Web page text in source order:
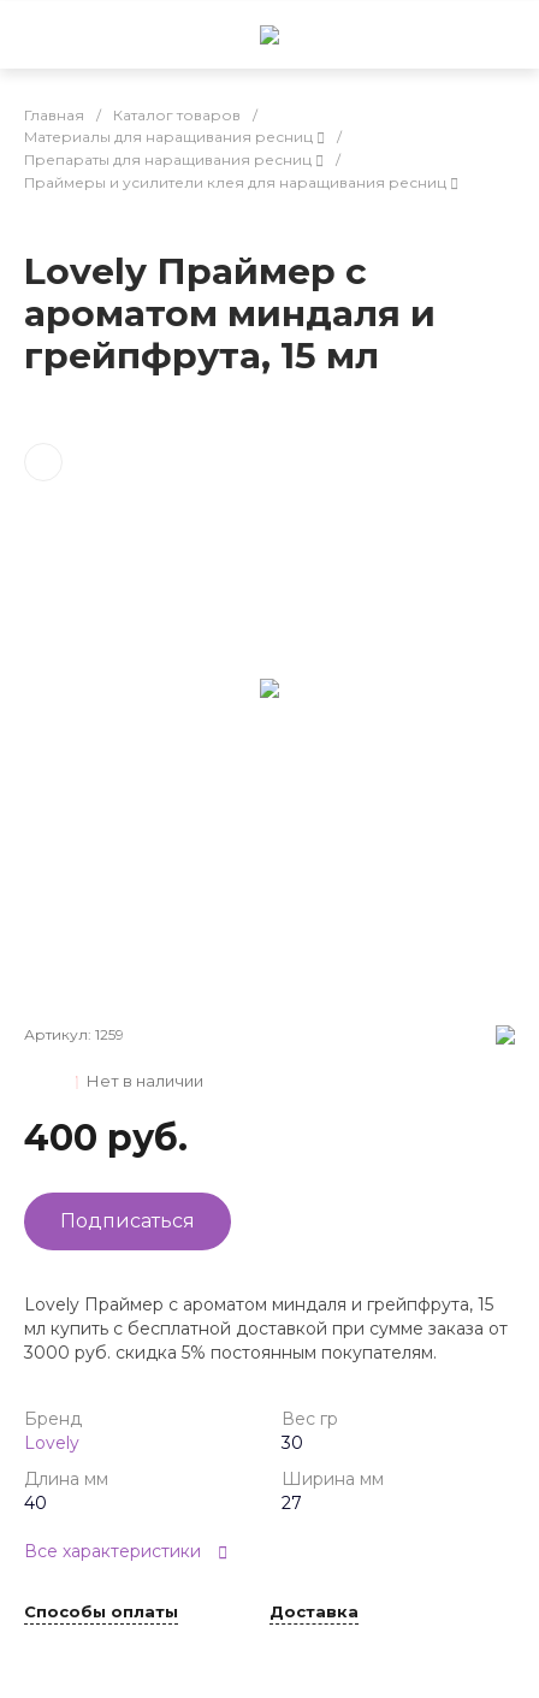
Главная / Каталог товаров
/
Материалы для наращивания ресниц
/
Препараты для наращивания ресниц
/
Праймеры и усилители клея для наращивания ресниц
Lovely Праймер с
ароматом миндаля и
грейпфрута, 15 мл
Артикул: 1259
Нет в наличии
400 руб.
Подписаться
Lovely Праймер с ароматом миндаля и грейпфрута, 15
мл купить с бесплатной доставкой при сумме заказа от
3000 руб. скидка 5% постоянным покупателям.
Бренд
Lovely
Вес гр
30
Длина мм
40
Ширина мм
27
Все характеристики
Способы оплаты Доставка